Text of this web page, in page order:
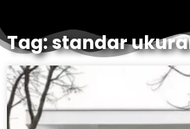
Tag: standar